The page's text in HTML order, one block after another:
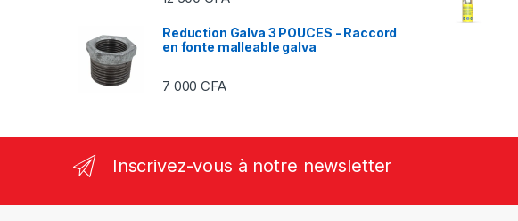
Reduction Galva 3 POUCES - Raccord
en fonte malleable galva
7 000CFA
Inscrivez-vous à notre newsletter